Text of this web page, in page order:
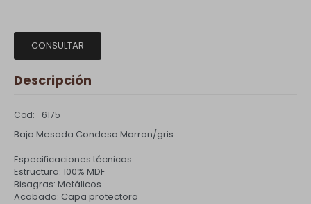
CONSULTAR
Descripción
6175
Bajo Mesada Condesa Marron/gris
Especificaciones técnicas:
Estructura: 100% MDF
Bisagras: Metálicos
Acabado: Capa protectora